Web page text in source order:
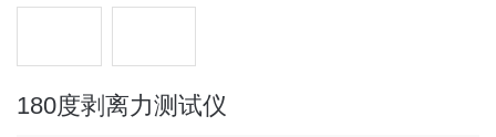
180度剥离力测试仪